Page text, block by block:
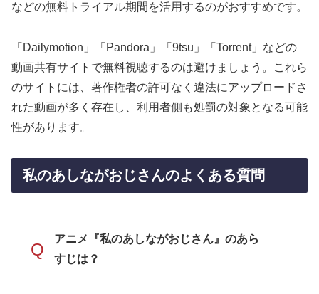
などの無料トライアル期間を活用するのがおすすめです。
「Dailymotion」「Pandora」「9tsu」「Torrent」などの
動画共有サイトで無料視聴するのは避けましょう。これら
のサイトには、著作権者の許可なく違法にアップロードさ
れた動画が多く存在し、利用者側も処罰の対象となる可能
性があります。
私のあしながおじさんのよくある質問
Q
アニメ『私のあしながおじさん』のあら
すじは？